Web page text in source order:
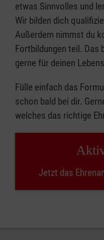
etwas Sinnvolles und
Wir bilden dich
Außerdem nimmst du
Fortbildungen teil. Das
gerne für deinen
Fülle einfach das
schon bald bei dir.
welches das richtige
Jetzt das